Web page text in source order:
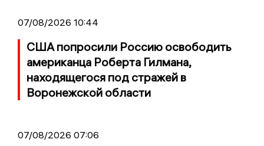
07/08/2026 10:44
США попросили Россию освободить
американца Роберта Гилмана,
находящегося под стражей в
Воронежской области
07/08/2026 07:06